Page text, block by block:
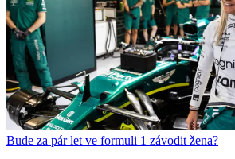
Bude za pár let ve formuli 1 závodit žena?